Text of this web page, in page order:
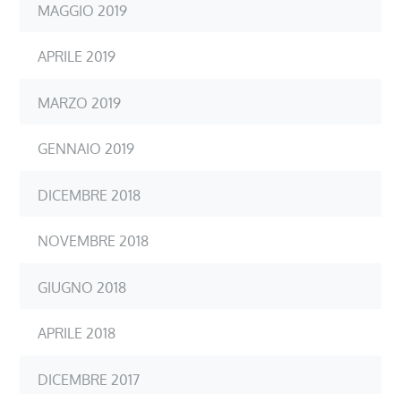
MAGGIO 2019
APRILE 2019
MARZO 2019
GENNAIO 2019
DICEMBRE 2018
NOVEMBRE 2018
GIUGNO 2018
APRILE 2018
DICEMBRE 2017